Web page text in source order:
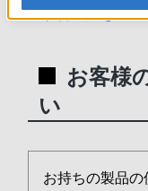
改善事例を見る
お客様
い
お持ちの製品